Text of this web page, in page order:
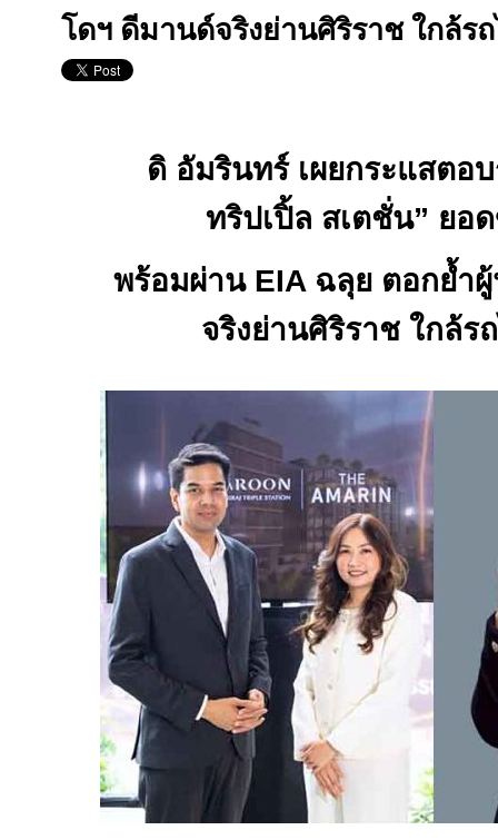
โดฯ ดีมานด์จริงย่านศิริราช ใกล้ร
ดิ อัมรินทร์ เผยกระแสตอ
ทริปเปิ้ล สเตชั่น” ยอ
พร้อมผ่าน EIA ฉลุย ตอกย้ำ
จริงย่านศิริราช ใกล้